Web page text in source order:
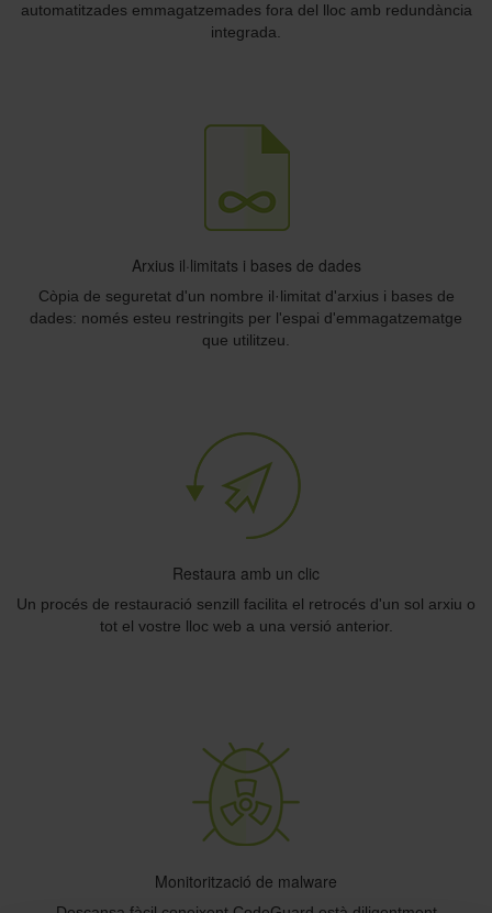
automatitzades emmagatzemades fora del lloc amb redundància
integrada.
Arxius il·limitats i bases de dades
Còpia de seguretat d'un nombre il·limitat d'arxius i bases de
dades: només esteu restringits per l'espai d'emmagatzematge
que utilitzeu.
Restaura amb un clic
Un procés de restauració senzill facilita el retrocés d'un sol arxiu o
tot el vostre lloc web a una versió anterior.
Monitorització de malware